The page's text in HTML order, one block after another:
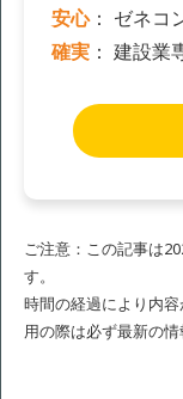
安心： ゼネコ
確実： 建設業
ご注意：この記事は
す。
時間の経過により内
用の際は必ず最新の情